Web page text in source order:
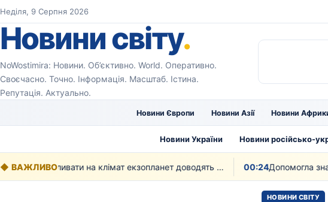
Перейти до вмісту
Неділя, 9 Серпня 2026
Новини світу.
NoWostimira: Новини. Об’єктивно. World. Оперативно.
Своєчасно. Точно. Інформація. Масштаб. Істина.
Репутація. Актуально.
Новини Європи Новини Азії Новини
Новини України Новини російсько-
◆ ВАЖЛИВО Як рослинність може впливати на клімат екзопланет доводять вчені 00:24
НОВИНИ СВІТУ